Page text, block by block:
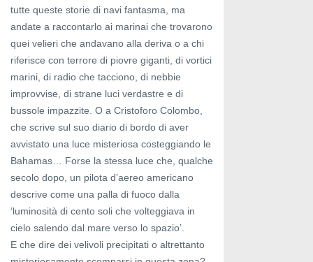
tutte queste storie di navi fantasma, ma
andate a raccontarlo ai marinai che trovarono
quei velieri che andavano alla deriva o a chi
riferisce con terrore di piovre giganti, di vortici
marini, di radio che tacciono, di nebbie
improvvise, di strane luci verdastre e di
bussole impazzite. O a Cristoforo Colombo,
che scrive sul suo diario di bordo di aver
avvistato una luce misteriosa costeggiando le
Bahamas… Forse la stessa luce che, qualche
secolo dopo, un pilota d’aereo americano
descrive come una palla di fuoco dalla
‘luminosità di cento soli che volteggiava in
cielo salendo dal mare verso lo spazio’.
E che dire dei velivoli precipitati o altrettanto